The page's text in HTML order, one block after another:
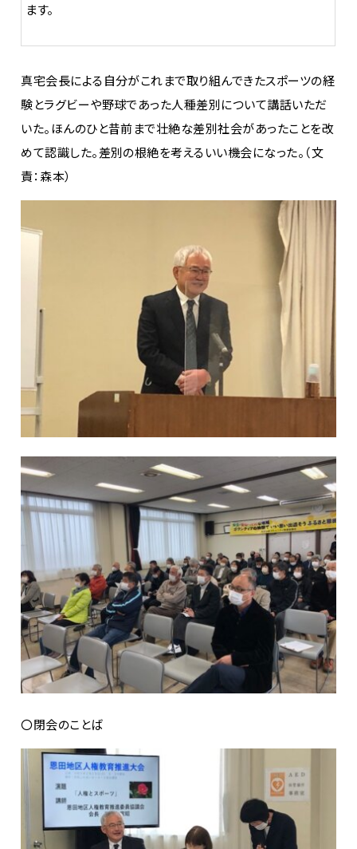
ます。
真宅会長による自分がこれまで取り組んできたスポーツの経
験とラグビーや野球であった人種差別について講話いただ
いた。ほんのひと昔前まで壮絶な差別社会があったことを改
めて認識した。差別の根絶を考えるいい機会になった。（文
責：森本）
〇閉会のことば